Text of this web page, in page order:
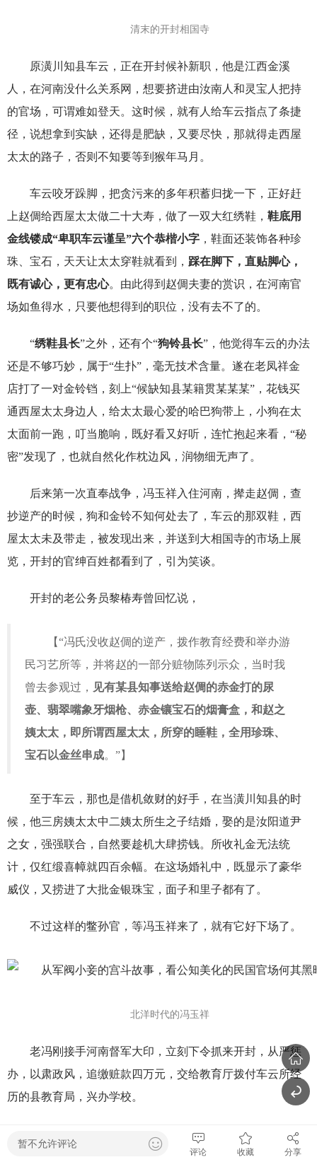
清末的开封相国寺
原潢川知县车云，正在开封候补新职，他是江西金溪
人，在河南没什么关系网，想要挤进由汝南人和灵宝人把持
的官场，可谓难如登天。这时候，就有人给车云指点了条捷
径，说想拿到实缺，还得是肥缺，又要尽快，那就得走西屋
太太的路子，否则不知要等到猴年马月。
车云咬牙跺脚，把贪污来的多年积蓄归拢一下，正好赶
上赵倜给西屋太太做二十大寿，做了一双大红绣鞋， 鞋底用
金线镂成“卑职车云谨呈”六个恭楷小字 ，鞋面还装饰各种珍
珠、宝石，天天让太太穿鞋就看到， 踩在脚下，直贴脚心，
既有诚心，更有忠心。由此得到赵倜夫妻的赏识，在河南官
场如鱼得水，只要他想得到的职位，没有去不了的。
“绣鞋县长”之外，还有个“狗铃县长”，他觉得车云的办法
还是不够巧妙，属于“生扑”，毫无技术含量。遂在老凤祥金
店打了一对金铃铛，刻上“候缺知县某籍贯某某某”，花钱买
通西屋太太身边人，给太太最心爱的哈巴狗带上，小狗在太
太面前一跑，叮当脆响，既好看又好听，连忙抱起来看，“秘
密”发现了，也就自然化作枕边风，润物细无声了。
后来第一次直奉战争，冯玉祥入住河南，撵走赵倜，查
抄逆产的时候，狗和金铃不知何处去了，车云的那双鞋，西
屋太太未及带走，被发现出来，并送到大相国寺的市场上展
览，开封的官绅百姓都看到了，引为笑谈。
开封的老公务员黎椿寿曾回忆说，
【“冯氏没收赵倜的逆产，拨作教育经费和举办游
民习艺所等，并将赵的一部分赃物陈列示众，当时我
曾去参观过， 见有某县知事送给赵倜的赤金打的尿
壶、翡翠嘴象牙烟枪、赤金镶宝石的烟膏盒，和赵之
姨太太，即所谓西屋太太，所穿的睡鞋，全用珍珠、
宝石以金丝串成。”】
至于车云，那也是借机敛财的好手，在当潢川知县的时
候，他三房姨太太中二姨太所生之子结婚，娶的是汝阳道尹
之女，强强联合，自然要趁机大肆捞钱。所收礼金无法统
计，仅红缎喜幛就四百余幅。在这场婚礼中，既显示了豪华
威仪，又捞进了大批金银珠宝，面子和里子都有了。
不过这样的鳖孙官，等冯玉祥来了，就有它好下场了。
北洋时代的冯玉祥
老冯刚接手河南督军大印，立刻下令抓来开封，从严惩
办，以肃政风，追缴赃款四万元，交给教育厅拨付车云所经
历的县教育局，兴办学校。
如今洛宁、潢川、新乡和禹州等几个地方的民国县志
上，还能看到车云的名字，甚至有的地方八景、十景，都是
暂不允许评论
评论 收藏 分享